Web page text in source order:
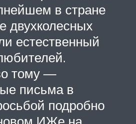
в стране
двухколесных
естественный
тому —
письма в
подробно